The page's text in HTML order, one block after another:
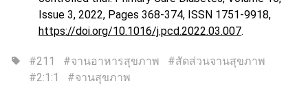
Issue 3, 2022, Pages 368-374, ISSN 1751-9918,
https://doi.org/10.1016/j.pcd.2022.03.007.
sell #211 #จานอาหารสุขภาพ
#สัดส่วนจานสุขภาพ
#2:1:1
#จานสุขภาพ